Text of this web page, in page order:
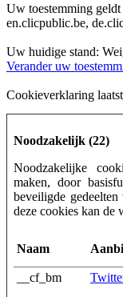
Uw toestemming
en.clicpublic.be,
Uw huidige stand:
Verander uw
Cookieverklaring
Noodzakelijk (22)
Noodzakelijke
maken, door
beveiligde
deze cookies kan de
Naam
__cf_bm